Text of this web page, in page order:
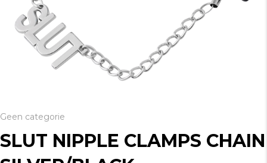
Geen categorie
SLUT NIPPLE CLAMPS CHAIN